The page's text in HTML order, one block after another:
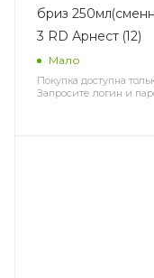
бриз
3 RD Арнест (12)
Мало
Покупка доступна
Запросите логин и